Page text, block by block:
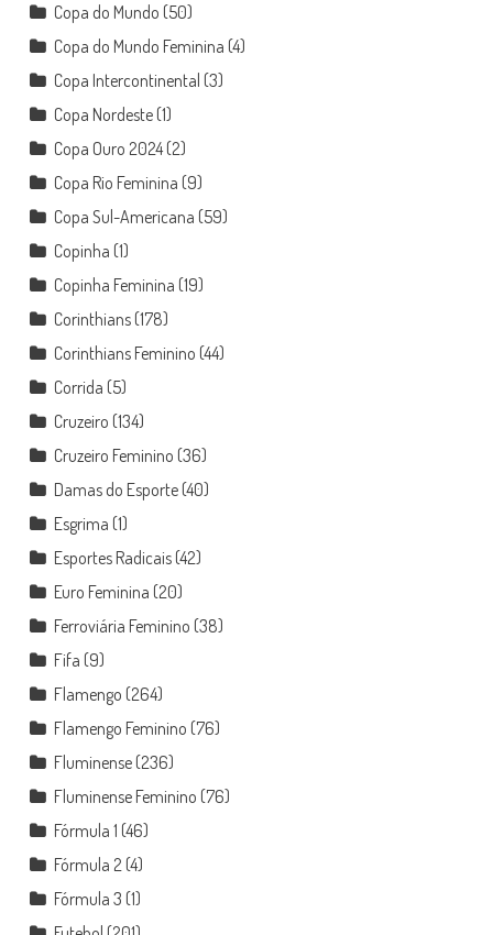
Copa do Mundo (50)
Copa do Mundo Feminina (4)
Copa Intercontinental (3)
Copa Nordeste(1)
Copa Ouro 2024(2)
Copa Rio Feminina (9)
Copa Sul-Americana (59)
Copinha (1)
Copinha Feminina (19)
Corinthians(178)
Corinthians Feminino (44)
Corrida (5)
Cruzeiro (134)
Cruzeiro Feminino (36)
Damas do Esporte(40)
Esgrima (1)
Esportes Radicais(42)
Euro Feminina (20)
Ferroviária Feminino (38)
Fifa (9)
Flamengo (264)
Flamengo Feminino (76)
Fluminense(236)
Fluminense Feminino (76)
Fórmula 1 (46)
Fórmula 2(4)
Fórmula 3 (1)